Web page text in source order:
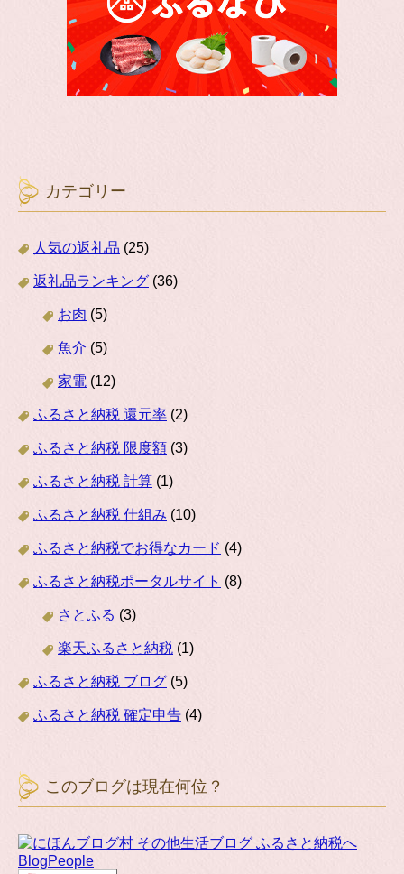
カテゴリー
人気の返礼品 (25)
返礼品ランキング (36)
お肉 (5)
魚介 (5)
家電 (12)
ふるさと納税 還元率 (2)
ふるさと納税 限度額 (3)
ふるさと納税 計算 (1)
ふるさと納税 仕組み (10)
ふるさと納税でお得なカード (4)
ふるさと納税ポータルサイト (8)
さとふる (3)
楽天ふるさと納税 (1)
ふるさと納税 ブログ (5)
ふるさと納税 確定申告 (4)
このブログは現在何位？
BlogPeople